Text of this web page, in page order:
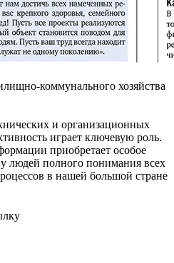
коммунального хозяйства
и организационных
играет ключевую роль.
приобретает особое
людей полного понимания всех
в нашей большой стране